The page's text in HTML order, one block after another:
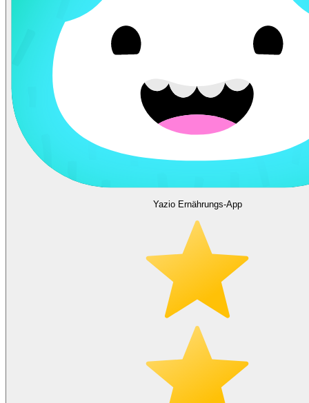
Yazio Ernährungs-App